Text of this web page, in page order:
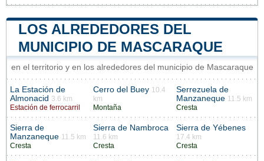
LOS ALREDEDORES DEL
MUNICIPIO DE MASCARAQUE
en el territorio y en los alrededores del municipio de Mascaraque
La Estación de
Almonacid 3.6 km
Estación de ferrocarril
Cerro del Buey 10.4
km
Montaña
Serrezuela de
Manzaneque 11.5 km
Cresta
Sierra de
Manzaneque 11.5 km
Cresta
Sierra de Nambroca
11.6 km
Cresta
Sierra de Yébenes
17.4 km
Cresta